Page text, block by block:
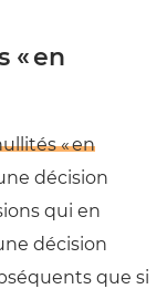
« en
« en
décision
qui en
décision
que si